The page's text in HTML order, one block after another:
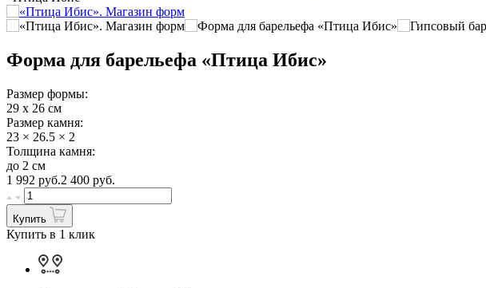
Форма для барельефа «Птица Ибис»
Размер формы:
29 х 26 см
Размер камня:
23 × 26.5 × 2
Толщина камня:
до 2 см
1 992 руб.2 400 руб.
Купить
Купить в 1 клик